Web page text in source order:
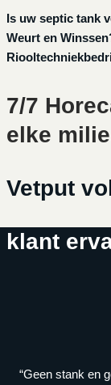
Is uw septic tank
Weurt en
7/7
elke
Vetput
klant
“Geen stank en